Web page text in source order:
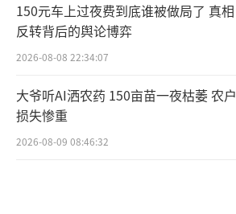
150元车上过夜费到底谁被做局了 真相
反转背后的舆论博弈
2026-08-08 22:34:07
大爷听AI洒农药 150亩苗一夜枯萎 农户
损失惨重
2026-08-09 08:46:32